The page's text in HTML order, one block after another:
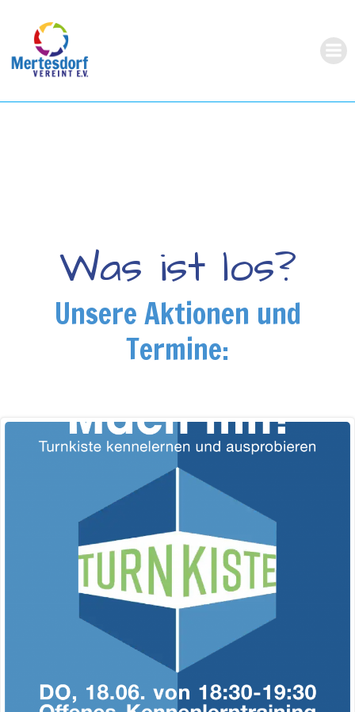
Was ist los?
Unsere Aktionen und
Termine: